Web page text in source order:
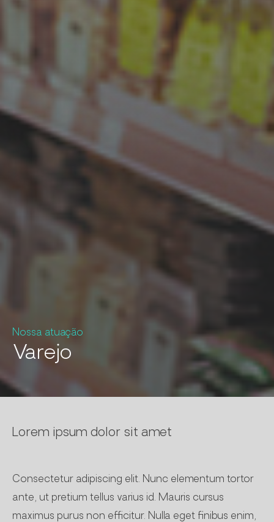
Nossa atuação
Varejo
Lorem ipsum dolor sit amet
Consectetur adipiscing elit. Nunc elementum tortor
ante, ut pretium tellus varius id. Mauris cursus
maximus purus non efficitur. Nulla eget finibus enim,